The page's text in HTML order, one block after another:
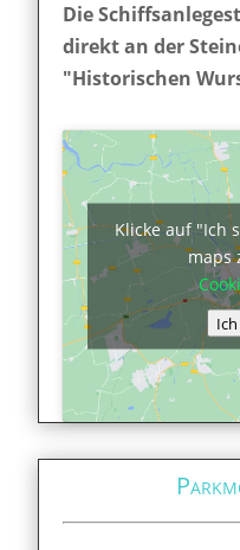
Die
direkt an der
"Historischen
Klicke auf "Ich
maps